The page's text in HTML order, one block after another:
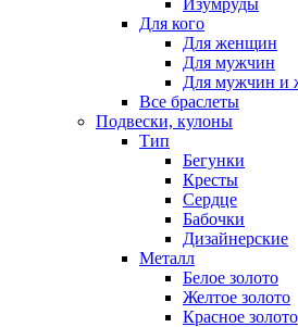
Изумруды
Для кого
Для женщин
Для мужчин
Для мужчин и
Все браслеты
Подвески, кулоны
Тип
Бегунки
Кресты
Сердце
Бабочки
Дизайнерские
Металл
Белое золото
Желтое золото
Красное золото